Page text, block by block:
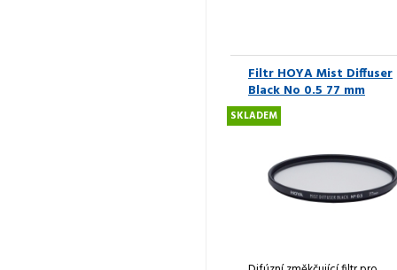
Filtr HOYA Mist Diffuser
Black No 0.5 77 mm
SKLADEM